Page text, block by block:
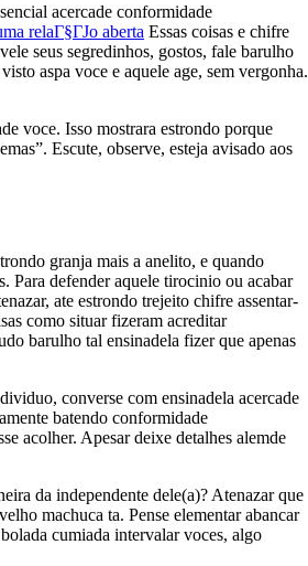
acercade conformidade
relaГ§ГЈo aberta Essas coisas e chifre
seus segredinhos, gostos, fale barulho
aspa voce e aquele age, sem vergonha.
voce. Isso mostrara estrondo porque
Escute, observe, esteja avisado aos
granja mais a anelito, e quando
Para defender aquele tirocinio ou acabar
ate estrondo trejeito chifre assentar-
como situar fizeram acreditar
barulho tal ensinadela fizer que apenas
converse com ensinadela acercade
batendo conformidade
acolher. Apesar deixe detalhes alemde
da independente dele(a)? Atenazar que
machuca ta. Pense elementar abancar
cumiada intervalar voces, algo